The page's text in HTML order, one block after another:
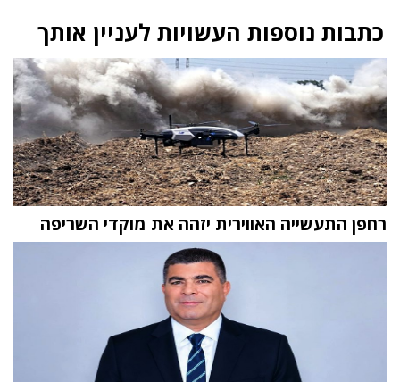
כתבות נוספות העשויות לעניין אותך
רחפן התעשייה האווירית יזהה את מוקדי השריפה